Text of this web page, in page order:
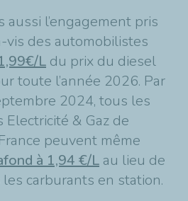
l’engagement pris
vis des automobilistes
L du prix du diesel
toute l’année 2026. Par
2024, tous les
& Gaz de
peuvent même
à 1,94 €/L au lieu de
carburants en station.